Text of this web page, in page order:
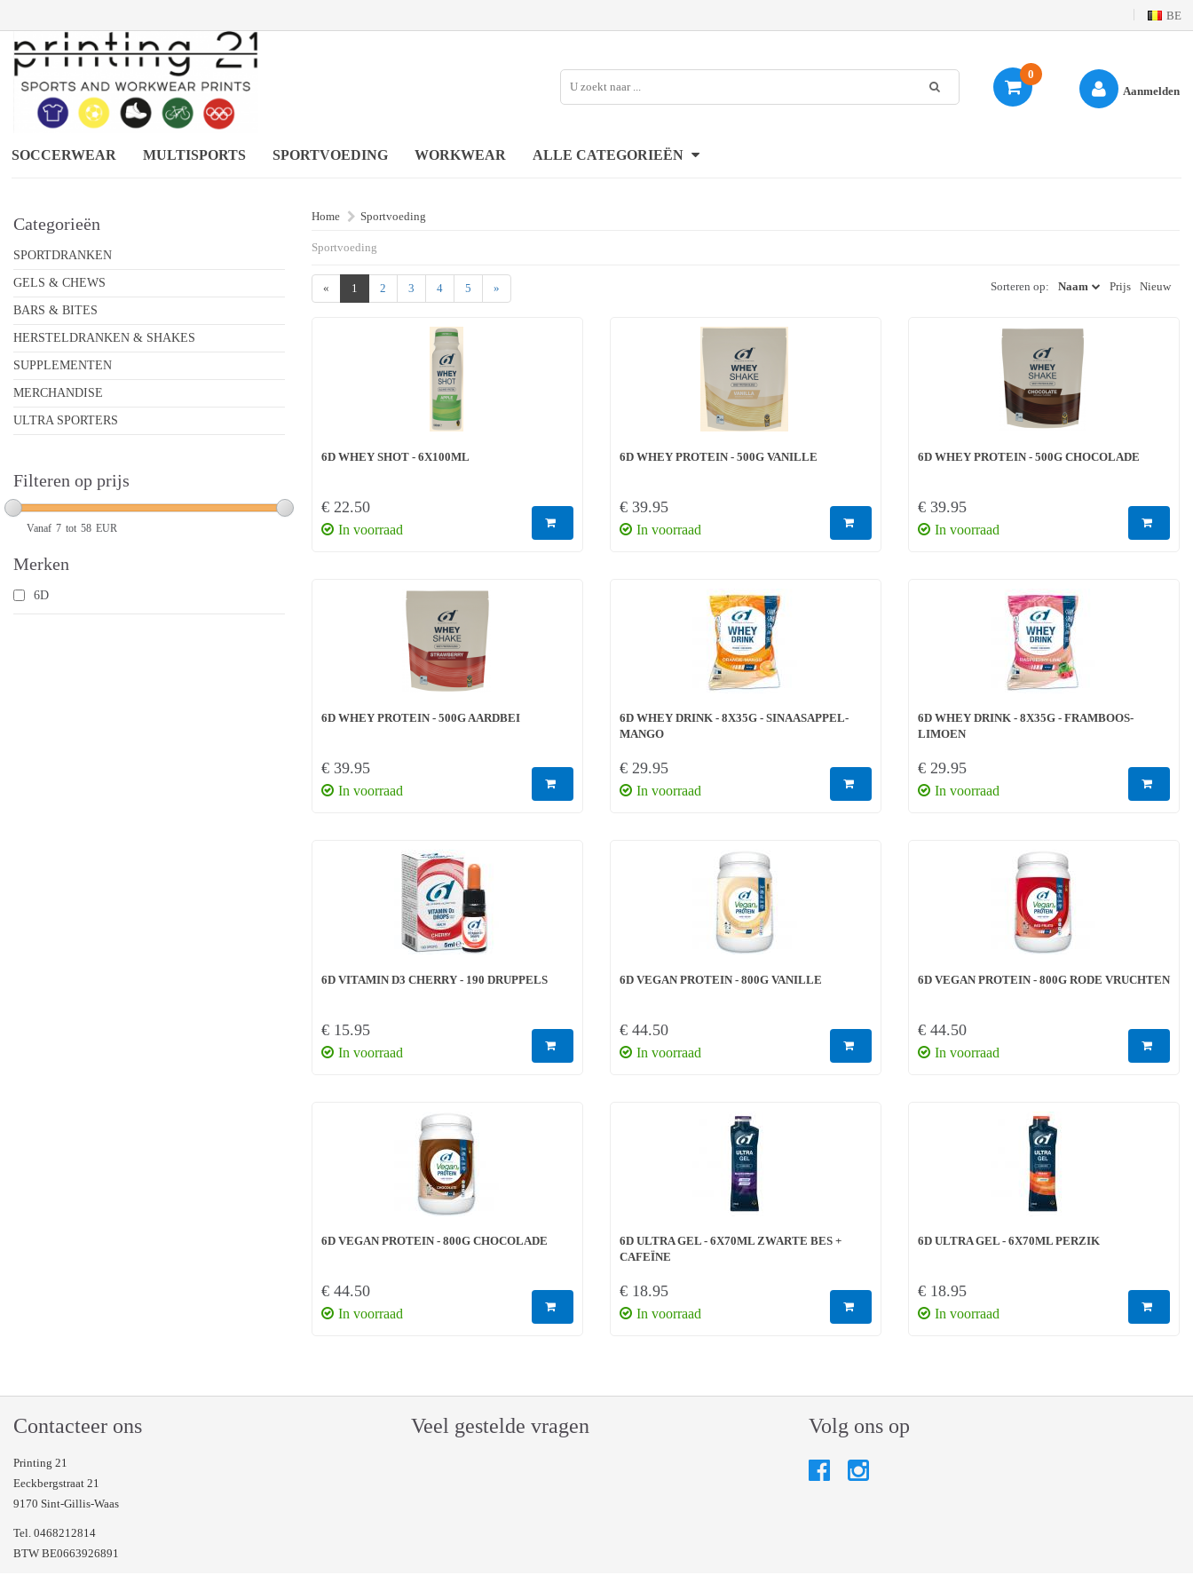
BE
0
Aanmelden
SOCCERWEAR MULTISPORTS SPORTVOEDING WORKWEAR ALLE CATEGORIEËN
Categorieën
SPORTDRANKEN
GELS & CHEWS
BARS & BITES
HERSTELDRANKEN & SHAKES
SUPPLEMENTEN
MERCHANDISE
ULTRA SPORTERS
Filteren op prijs
Vanaf 7 tot 58 EUR
Merken
6D
Home Sportvoeding
Sportvoeding
« 1 2 3 4 5 » Sorteren op: Naam Prijs Nieuw
6D WHEY SHOT - 6X100ML
€ 22.50
In voorraad
6D WHEY PROTEIN - 500G VANILLE
€ 39.95
In voorraad
6D WHEY PROTEIN - 500G CHOCOLADE
€ 39.95
In voorraad
6D WHEY PROTEIN - 500G AARDBEI
€ 39.95
In voorraad
6D WHEY DRINK - 8X35G - SINAASAPPEL-
MANGO
€ 29.95
In voorraad
6D WHEY DRINK - 8X35G - FRAMBOOS-
LIMOEN
€ 29.95
In voorraad
6D VITAMIN D3 CHERRY - 190 DRUPPELS
€ 15.95
In voorraad
6D VEGAN PROTEIN - 800G VANILLE
€ 44.50
In voorraad
6D VEGAN PROTEIN - 800G RODE VRUCHTEN
€ 44.50
In voorraad
6D VEGAN PROTEIN - 800G CHOCOLADE
€ 44.50
In voorraad
6D ULTRA GEL - 6X70ML ZWARTE BES +
CAFEÏNE
€ 18.95
In voorraad
6D ULTRA GEL - 6X70ML PERZIK
€ 18.95
In voorraad
Contacteer ons
Printing 21
Eeckbergstraat 21
9170 Sint-Gillis-Waas
Tel. 0468212814
BTW BE0663926891
Veel gestelde vragen Volg ons op